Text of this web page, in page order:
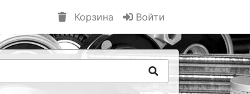
Корзина Войти